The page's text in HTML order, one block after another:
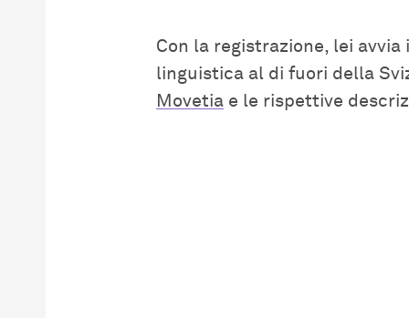
Con la registrazione, lei
linguistica al di fuori della
Movetia e le rispettive